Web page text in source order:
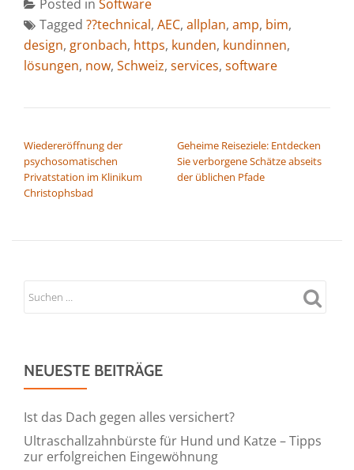
Posted in Software
Tagged ??technical, AEC, allplan, amp, bim,
design, gronbach, https, kunden, kundinnen,
lösungen, now, Schweiz, services, software
Wiedereröffnung der
psychosomatischen
Privatstation im Klinikum
Christophsbad
Geheime Reiseziele: Entdecken
Sie verborgene Schätze abseits
der üblichen Pfade
NEUESTE BEITRÄGE
Ist das Dach gegen alles versichert?
Ultraschallzahnbürste für Hund und Katze – Tipps
zur erfolgreichen Eingewöhnung